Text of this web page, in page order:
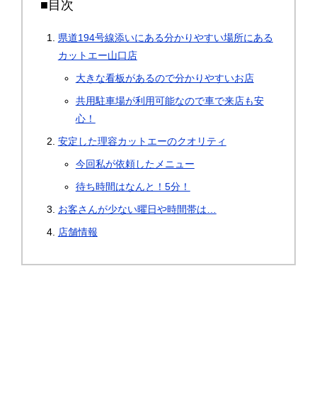
■目次
県道194号線添いにある分かりやすい場所にある
カットエー山口店
大きな看板があるので分かりやすいお店
共用駐車場が利用可能なので車で来店も安
心！
安定した理容カットエーのクオリティ
今回私が依頼したメニュー
待ち時間はなんと！5分！
お客さんが少ない曜日や時間帯は…
店舗情報